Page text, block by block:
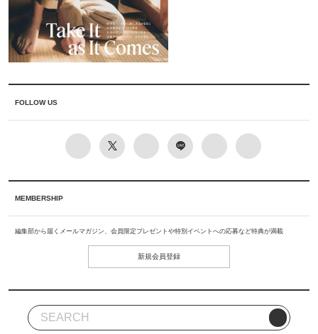
FOLLOW US
MEMBERSHIP
編集部から届くメールマガジン、会員限定プレゼントや特別イベントへの応募など特典が満載
新規会員登録